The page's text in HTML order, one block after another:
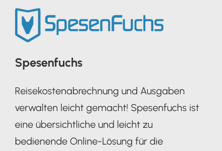
Spesenfuchs
Reisekostenabrechnung und Ausgaben
verwalten leicht gemacht! Spesenfuchs ist
eine übersichtliche und leicht zu
bedienende Online-Lösung für die